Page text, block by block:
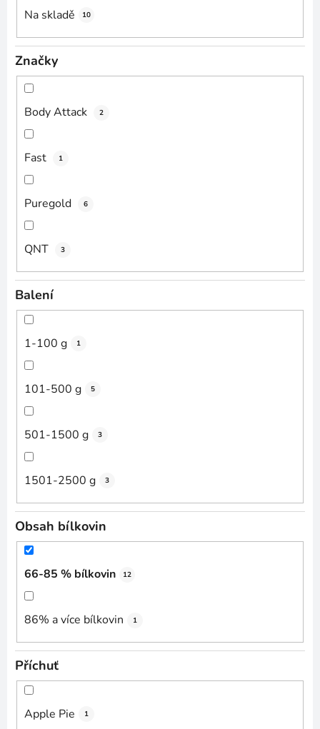
Na skladě 10
Značky
Body Attack 2
Fast 1
Puregold 6
QNT 3
Balení
1-100 g 1
101-500 g 5
501-1500 g 3
1501-2500 g 3
Obsah bílkovin
66-85 % bílkovin 12
86% a více bílkovin 1
Příchuť
Apple Pie 1